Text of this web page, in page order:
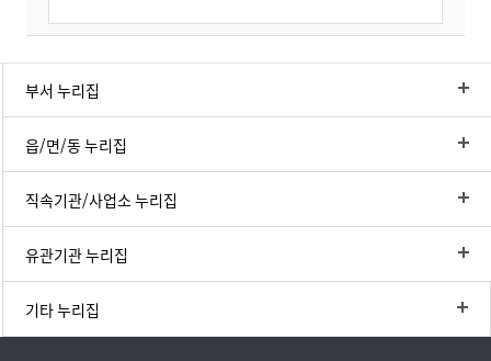
부서 누리집
읍/면/동 누리집
직속기관/사업소 누리집
유관기관 누리집
기타 누리집